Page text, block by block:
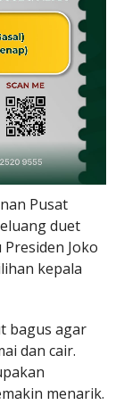
Pusat
duet
Joko
kepala
bagus agar
dan cair.
menarik.